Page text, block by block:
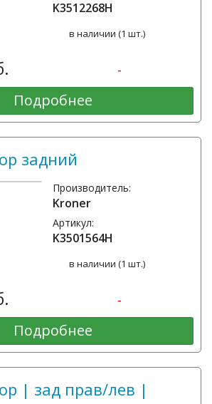
K3512268H
в наличии (1 шт.)
-
Подробнее
задний
Производитель:
Kroner
Артикул:
K3501564H
в наличии (1 шт.)
-
Подробнее
| зад прав/лев |